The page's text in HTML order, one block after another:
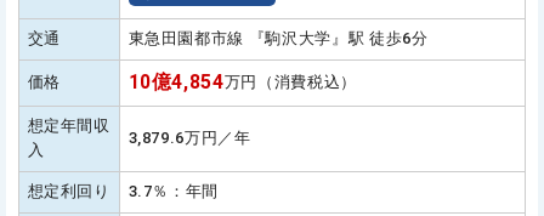
交通 東急田園都市線 『駒沢大学』駅 徒歩6分
価格 10億4,854万円（消費税込）
想定年間収
入
3,879.6万円／年
想定利回り 3.7％：年間